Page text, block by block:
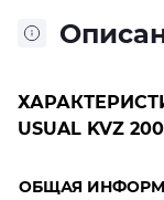
USUAL KVZ
ОБЩАЯ